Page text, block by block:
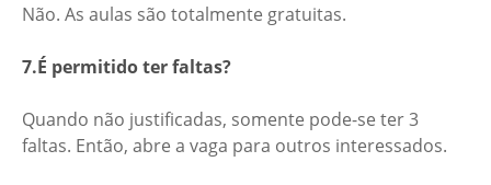
Não. As aulas são totalmente gratuitas.
7.É permitido ter faltas?
Quando não justificadas, somente pode-se ter 3
faltas. Então, abre a vaga para outros interessados.